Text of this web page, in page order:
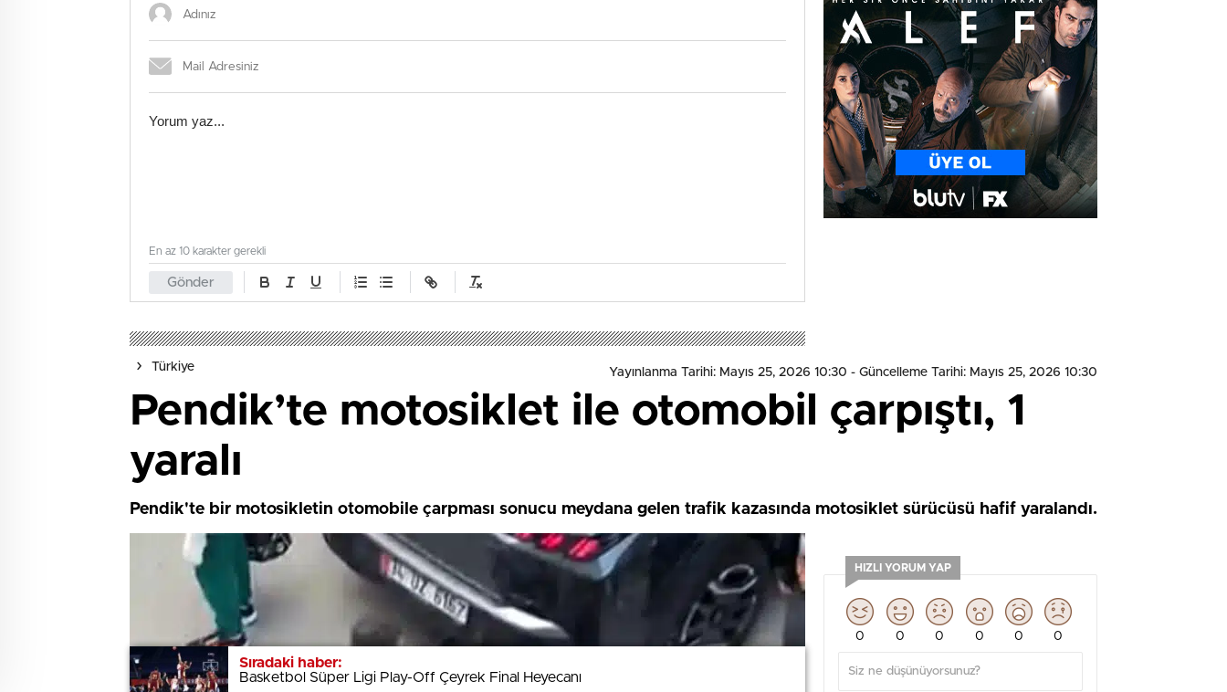
Gönder
En az 10 karakter gerekli
Sıradaki haber:
Basketbol Süper Ligi Play-Off Çeyrek Final Heyecanı
Türkiye Yayınlanma Tarihi: Mayıs 25, 2026 10:30 - Güncelleme Tarihi: Mayıs 25, 2026 10:30
Pendik’te motosiklet ile otomobil çarpıştı, 1
yaralı
Pendik'te bir motosikletin otomobile çarpması sonucu meydana gelen trafik kazasında motosiklet sürücüsü hafif yaralandı.
Sıradaki haber:
Basketbol Süper Ligi Play-Off Çeyrek Final Heyecanı
HIZLI YORUM YAP
0 0 0 0 0 0